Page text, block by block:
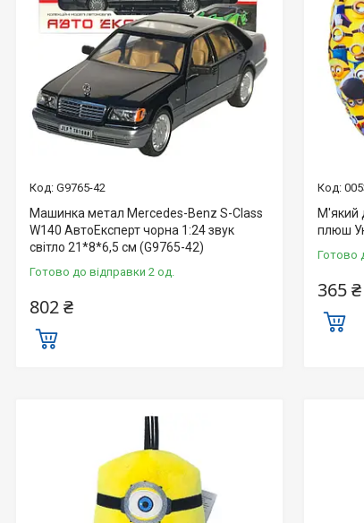
G9765-42
Машинка метал Mercedes-Benz S-Class
W140 АвтоЕксперт чорна 1:24 звук
світло 21*8*6,5 см (G9765-42)
Готово до відправки 2 од.
802 ₴
М'який
плюш
Готово
365 ₴